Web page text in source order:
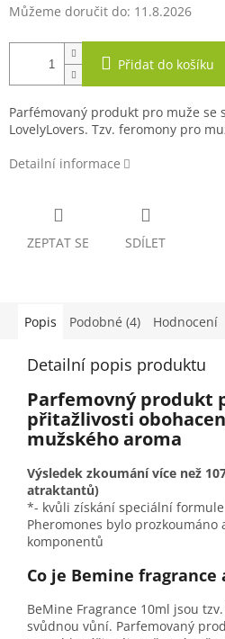
Můžeme doručit do: 11.8.2026
Přidat do košíku
Parfémovaný produkt pro muže se
LovelyLovers. Tzv. feromony pro
Detailní informace
ZEPTAT SE SDÍLET
Popis Podobné (4) Hodnocení
Detailní popis produktu
Parfemovný produkt
přitažlivosti
mužského aroma
Výsledek zkoumání více než
atraktantů)
*- kvůli získání speciální formule
Pheromones bylo prozkoumáno
komponentů
Co je Bemine fragrance
BeMine Fragrance 10ml jsou
svůdnou vůní. Parfemovaný